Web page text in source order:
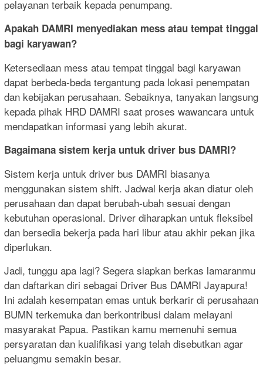
pelayanan terbaik kepada penumpang.
Apakah DAMRI menyediakan mess atau tempat tinggal
bagi karyawan?
Ketersediaan mess atau tempat tinggal bagi karyawan
dapat berbeda-beda tergantung pada lokasi penempatan
dan kebijakan perusahaan. Sebaiknya, tanyakan langsung
kepada pihak HRD DAMRI saat proses wawancara untuk
mendapatkan informasi yang lebih akurat.
Bagaimana sistem kerja untuk driver bus DAMRI?
Sistem kerja untuk driver bus DAMRI biasanya
menggunakan sistem shift. Jadwal kerja akan diatur oleh
perusahaan dan dapat berubah-ubah sesuai dengan
kebutuhan operasional. Driver diharapkan untuk fleksibel
dan bersedia bekerja pada hari libur atau akhir pekan jika
diperlukan.
Jadi, tunggu apa lagi? Segera siapkan berkas lamaranmu
dan daftarkan diri sebagai Driver Bus DAMRI Jayapura!
Ini adalah kesempatan emas untuk berkarir di perusahaan
BUMN terkemuka dan berkontribusi dalam melayani
masyarakat Papua. Pastikan kamu memenuhi semua
persyaratan dan kualifikasi yang telah disebutkan agar
peluangmu semakin besar.